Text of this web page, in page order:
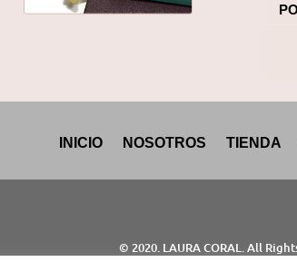
INICIO NOSOTROS TIENDA
© 2020. LAURA CORAL. All